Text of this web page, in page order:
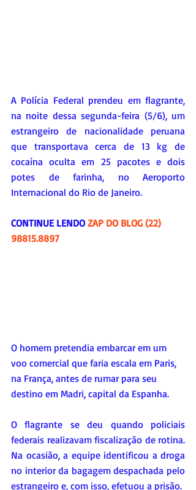
A Polícia Federal prendeu em flagrante,
na noite dessa segunda-feira (5/6), um
estrangeiro de nacionalidade peruana
que transportava cerca de 13 kg de
cocaína oculta em 25 pacotes e dois
potes de farinha, no Aeroporto
Internacional do Rio de Janeiro.
CONTINUE LENDO ZAP DO BLOG (22)
98815.8897
O homem pretendia embarcar em um
voo comercial que faria escala em Paris,
na França, antes de rumar para seu
destino em Madri, capital da Espanha.
O flagrante se deu quando policiais
federais realizavam fiscalização de rotina.
Na ocasião, a equipe identificou a droga
no interior da bagagem despachada pelo
estrangeiro e, com isso, efetuou a prisão.